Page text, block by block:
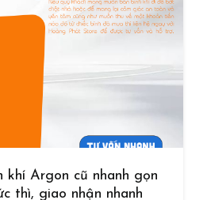
khí Argon cũ nhanh gọn
thì, giao nhận nhanh